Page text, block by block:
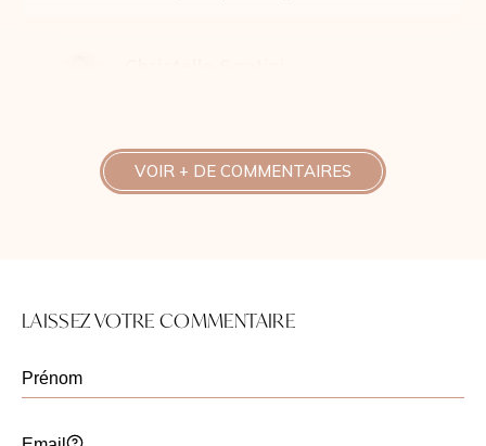
La nymphoplastie permet en effet de
corriger une hypertrophie des petites
Après l’intervention, une période de
reprise d’une activité telle que
VOIR + DE COMMENTAIRES
LAISSEZ VOTRE COMMENTAIRE